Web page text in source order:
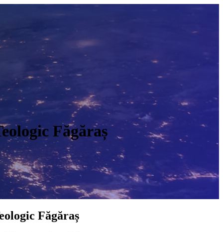
Făgăraș
Făgăraș